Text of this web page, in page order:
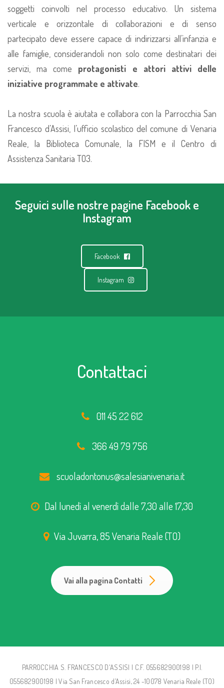
soggetti coinvolti nel processo educativo. Un sistema
verticale e orizzontale di collaborazioni e di senso
partecipato deve essere capace di indirizzarsi all’infanzia e
alle famiglie, considerandoli non solo come destinatari dei
servizi, ma come protagonisti e attori attivi delle
iniziative programmate e attivate.
La nostra scuola è aiutata e collabora con la Parrocchia San
Francesco d’Assisi, l’ufficio scolastico del comune di Venaria
Reale, la Biblioteca Comunale, la FISM e il Centro di
Assistenza Sanitaria TO3.
Seguici sulle nostre pagine Facebook e
Instagram
Facebook
Instagram
Contattaci
011 45 22 612
366 49 79 756
scuoladontonus@salesianivenaria.it
Dal lunedì al venerdì dalle 7,30 alle 17,30
Via Juvarra, 85 Venaria Reale (TO)
Vai alla pagina Contatti
PARROCCHIA S. FRANCESCO D'ASSISI | C.F. 055682900198 | P.I.
055682900198 | Via San Francesco d’Assisi, 24 -10078 Venaria Reale (TO)